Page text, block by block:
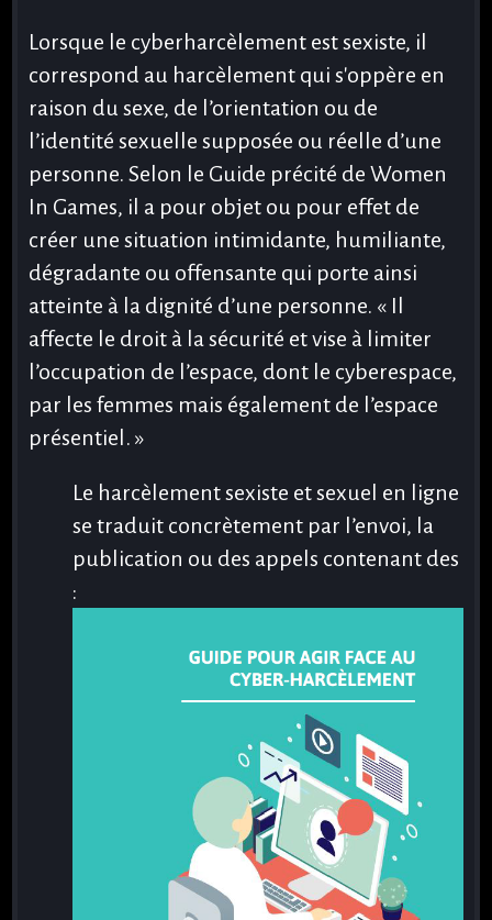
Lorsque le cyberharcèlement est sexiste, il
correspond au harcèlement qui s'oppère en
raison du sexe, de l’orientation ou de
l’identité sexuelle supposée ou réelle d’une
personne. Selon le Guide précité de Women
In Games, il a pour objet ou pour effet de
créer une situation intimidante, humiliante,
dégradante ou offensante qui porte ainsi
atteinte à la dignité d’une personne. « Il
affecte le droit à la sécurité et vise à limiter
l’occupation de l’espace, dont le cyberespace,
par les femmes mais également de l’espace
présentiel. »
Le harcèlement sexiste et sexuel en ligne
se traduit concrètement par l’envoi, la
publication ou des appels contenant des
: